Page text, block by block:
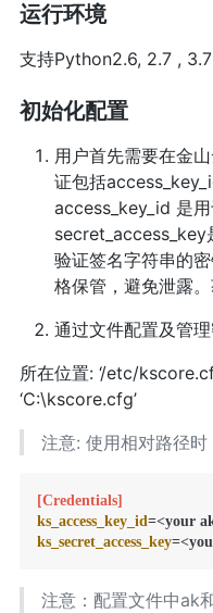
运行环境
支持Python2.6, 2.7 , 3.7
初始化配置
用户首先需要在金
证包括
access_key_id 是用
secret_access_key
验证签名字符串的
格保管，避免泄露
通过文件配置及管
所在位置: ‘/etc/
‘C:\kscore.cfg’
注意: 使用相对路径时
[Credentials]
ks_access_key_id
ks_secret_access_key
注意：配置文件中ak